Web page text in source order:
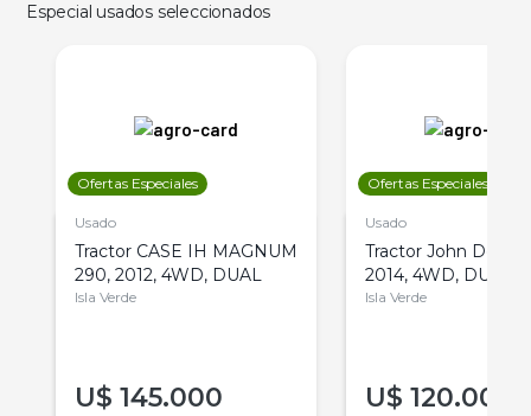
Especial usados seleccionados
Ofertas Especiales
Usado
Tractor CASE IH MAGNUM
290, 2012, 4WD, DUAL
Isla Verde
U$ 145.000
Ofertas Especiales
Usado
Tractor John Deere
2014, 4WD, DUAL
Isla Verde
U$ 120.000